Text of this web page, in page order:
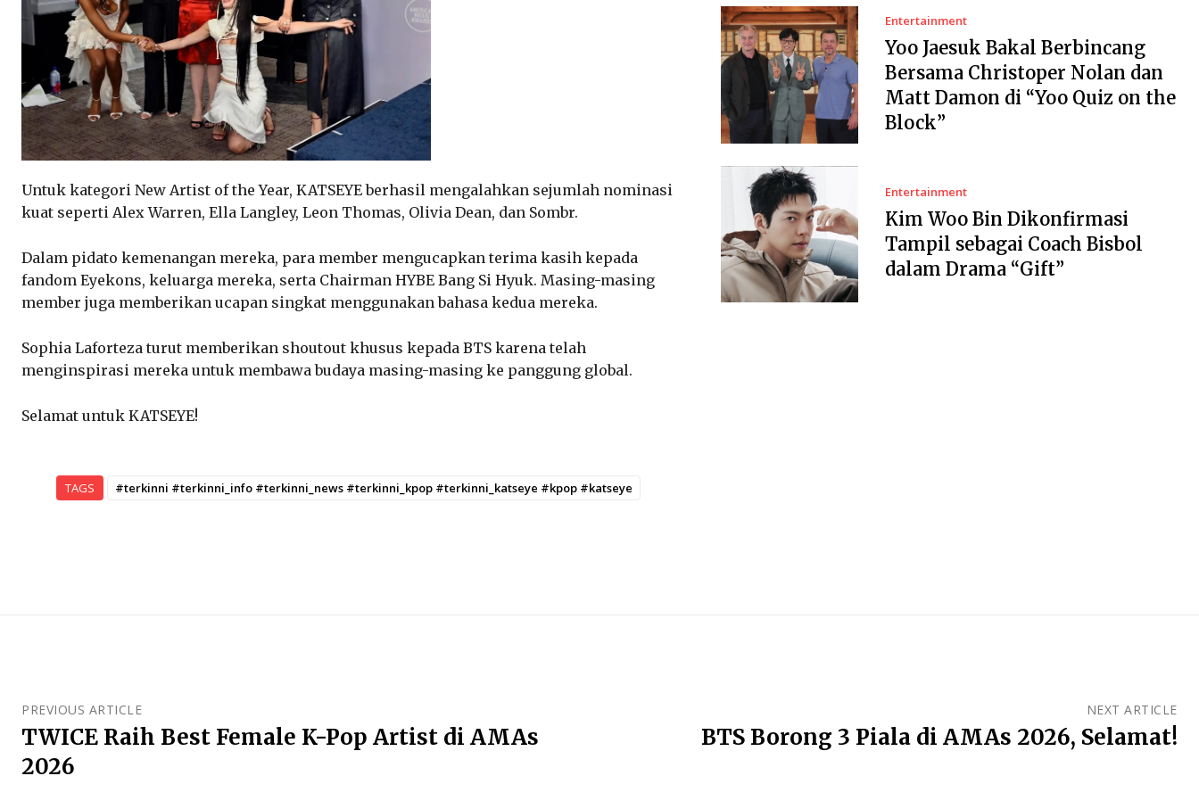
Untuk kategori New Artist of the Year, KATSEYE berhasil mengalahkan sejumlah nominasi
kuat seperti Alex Warren, Ella Langley, Leon Thomas, Olivia Dean, dan Sombr.
Dalam pidato kemenangan mereka, para member mengucapkan terima kasih kepada
fandom Eyekons, keluarga mereka, serta Chairman HYBE Bang Si Hyuk. Masing-masing
member juga memberikan ucapan singkat menggunakan bahasa kedua mereka.
Sophia Laforteza turut memberikan shoutout khusus kepada BTS karena telah
menginspirasi mereka untuk membawa budaya masing-masing ke panggung global.
Selamat untuk KATSEYE!
TAGS #terkinni #terkinni_info #terkinni_news #terkinni_kpop #terkinni_katseye #kpop #katseye
Entertainment
Yoo Jaesuk Bakal Berbincang
Bersama Christoper Nolan dan
Matt Damon di “Yoo Quiz on the
Block”
Entertainment
Kim Woo Bin Dikonfirmasi
Tampil sebagai Coach Bisbol
dalam Drama “Gift”
PREVIOUS ARTICLE
TWICE Raih Best Female K-Pop Artist di AMAs
2026
NEXT ARTICLE
BTS Borong 3 Piala di AMAs 2026, Selamat!